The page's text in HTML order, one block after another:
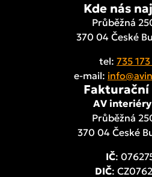
Kde nás
Průběžná
370 04 České
tel: 735
e-mail:
Fakturační
AV
Průběžná
370 04 České
IČ:
DIČ: